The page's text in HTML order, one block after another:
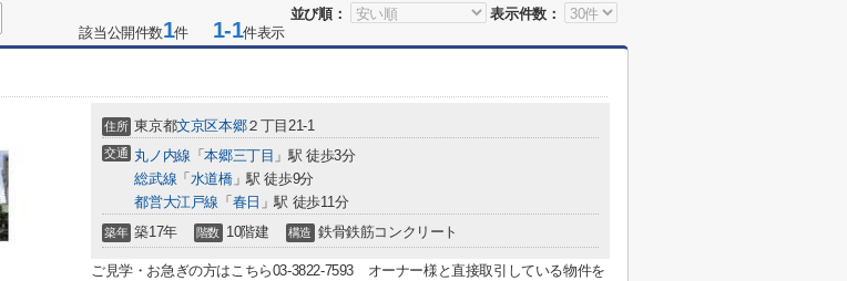
並び順： 表示件数：
該当公開件数1件 1-1件表示
住所 東京都文京区本郷２丁目21-1
交通 丸ノ内線 「本郷三丁目 」駅 徒歩3分
総武線 「 水道橋」駅 徒歩9分
都営大江戸線 「 春日 」駅 徒歩11分
築年 築17年 階数 10階建 構造 鉄骨鉄筋コンクリート
ご見学・お急ぎの方はこちら03-3822-7593 オーナー様と直接取引している物件を